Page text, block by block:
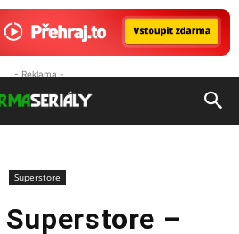
- Reklama -
Superstore
–